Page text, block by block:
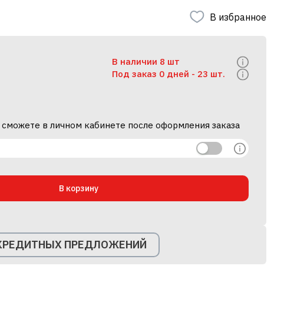
В избранное
В наличии 8 шт
Под заказ 0 дней - 23 шт.
в личном кабинете после оформления заказа
В корзину
ПРЕДЛОЖЕНИЙ